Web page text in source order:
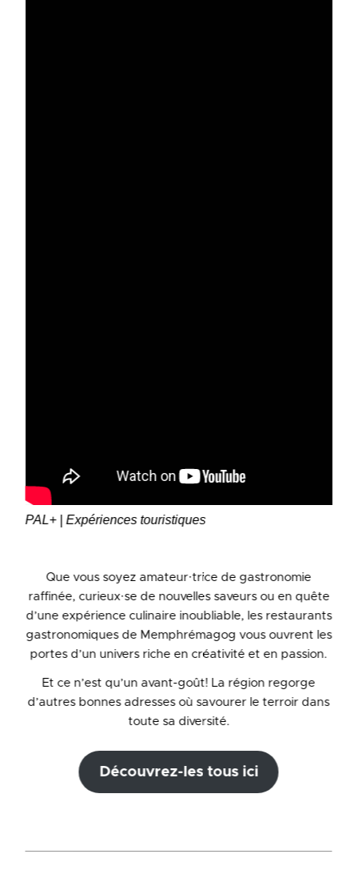
PAL+ | Expériences touristiques
Que vous soyez amateur·trice de gastronomie
raffinée, curieux·se de nouvelles saveurs ou en quête
d’une expérience culinaire inoubliable, les restaurants
gastronomiques de Memphrémagog vous ouvrent les
portes d’un univers riche en créativité et en passion.
Et ce n’est qu’un avant-goût! La région regorge
d’autres bonnes adresses où savourer le terroir dans
toute sa diversité.
Découvrez-les tous ici